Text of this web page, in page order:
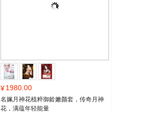
¥1980.00
名姵月神花植粹御龄嫩颜套，传奇月神
花，满蕴年轻能量